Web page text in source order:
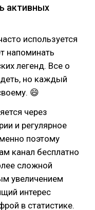
активных
используется
напоминать
легенд. Все о
но каждый
😄
через
и регулярное
поэтому
канал бесплатно
сложной
увеличением
интерес
в статистике.